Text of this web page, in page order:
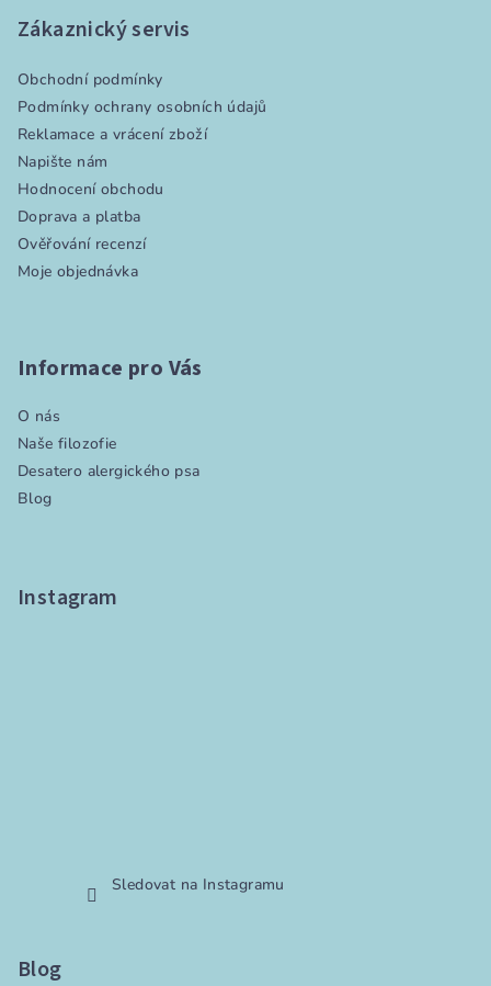
r
Zákaznický servis
Obchodní podmínky
Podmínky ochrany osobních údajů
Reklamace a vrácení zboží
Napište nám
Hodnocení obchodu
Doprava a platba
Ověřování recenzí
Moje objednávka
Informace pro Vás
O nás
Naše filozofie
Desatero alergického psa
Blog
Instagram
Sledovat na Instagramu
Blog